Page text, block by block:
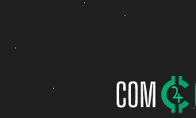
Обмен DAI на Cardano ADA
криптовалютный адрес и
эквивалентную сумму в